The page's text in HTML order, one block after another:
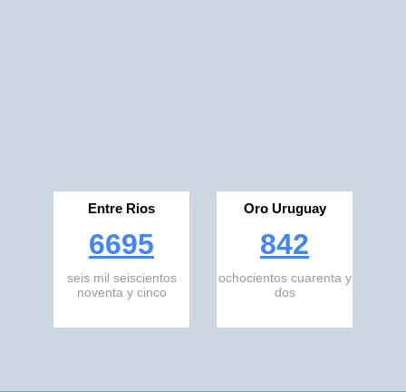
Entre Rios
6695
seis mil seiscientos
noventa y cinco
Oro Uruguay
842
ochocientos cuarenta y
dos